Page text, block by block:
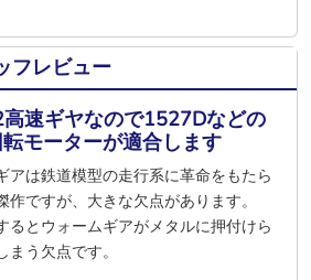
フレビュー
速ギヤなので1527Dなどの
モーターが適合します
アは鉄道模型の走行系に革命をもたら
作ですが、大きな欠点があります。
るとウォームギアがメタルに押付けら
まう欠点です。